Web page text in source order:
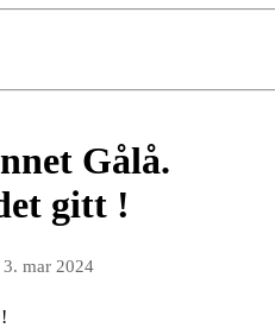
Gålå.
gitt !
3. mar 2024